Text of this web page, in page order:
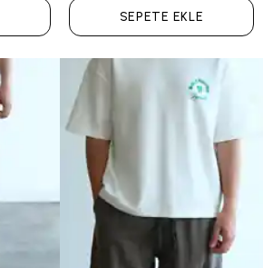
SEPETE EKLE